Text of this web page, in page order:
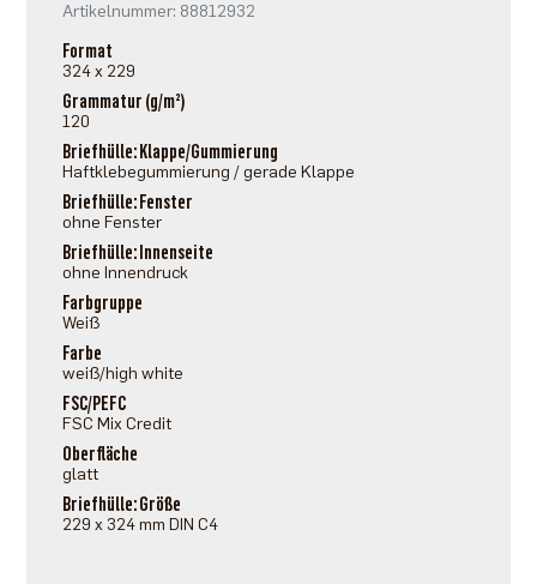
Artikelnummer: 88812932
Format
324 x 229
Grammatur (g/m²)
120
Briefhülle: Klappe/Gummierung
Haftklebegummierung / gerade Klappe
Briefhülle: Fenster
ohne Fenster
Briefhülle: Innenseite
ohne Innendruck
Farbgruppe
Weiß
Farbe
weiß/high white
FSC/PEFC
FSC Mix Credit
Oberfläche
glatt
Briefhülle: Größe
229 x 324 mm DIN C4